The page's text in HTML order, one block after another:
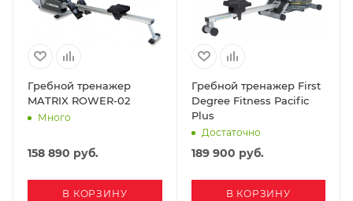
Гребной тренажер
MATRIX ROWER-02
Много
158 890 руб.
В КОРЗИНУ
Гребной тренажер First
Degree Fitness Pacific
Plus
Достаточно
189 900 руб.
В КОРЗИНУ